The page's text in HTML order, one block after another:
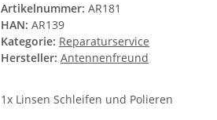
Artikelnummer: AR181
HAN: AR139
Kategorie: Reparaturservice
Hersteller: Antennenfreund
1x Linsen Schleifen und Polieren